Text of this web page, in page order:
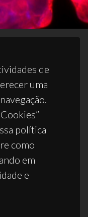
de
uma
política
como
em
e